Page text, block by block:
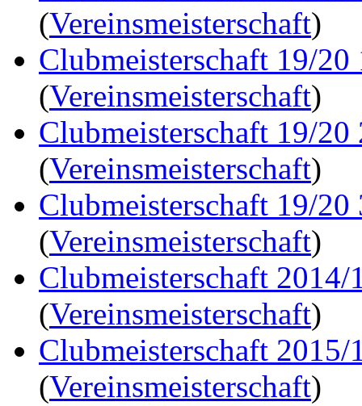
(Vereinsmeisterschaft)
Clubmeisterschaft 19/20
(Vereinsmeisterschaft)
Clubmeisterschaft 19/20
(Vereinsmeisterschaft)
Clubmeisterschaft 19/20
(Vereinsmeisterschaft)
Clubmeisterschaft
(Vereinsmeisterschaft)
Clubmeisterschaft 2015/
(Vereinsmeisterschaft)